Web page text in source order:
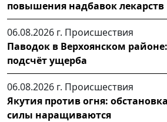
повышения надбавок лекарств
06.08.2026 г. Происшествия
Паводок в Верхоянском
подсчёт ущерба
06.08.2026 г. Происшествия
Якутия против огня:
силы наращиваются